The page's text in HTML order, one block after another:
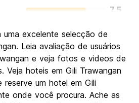
7.5
6.3
8.8
8.0
excelente selecção de
Leia avaliação de usuários
e veja fotos e videos de
Veja hoteis em Gili Trawangan
um hotel em Gili
onde você procura. Ache as